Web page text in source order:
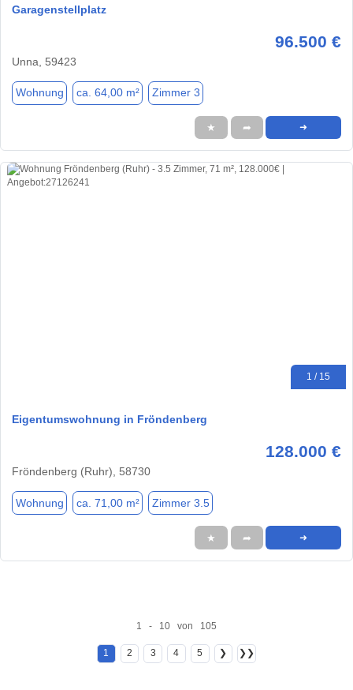
Garagenstellplatz
96.500 €
Unna, 59423
Wohnung ca. 64,00 m² Zimmer 3
★ ➦ ➜
1 / 15
Eigentumswohnung in Fröndenberg
128.000 €
Fröndenberg (Ruhr), 58730
Wohnung ca. 71,00 m² Zimmer 3.5
★ ➦ ➜
1 - 10 von 105
1 2 3 4 5 ❯ ❯❯